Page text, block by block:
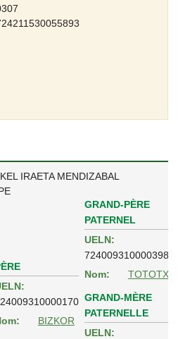
IRAETA MENDIZABAL
BIZKOR
GRAND-PÈRE
PATERNEL
UELN:
724009310000398
Nom:
TOTOTX
GRAND-MÈRE
PATERNELLE
UELN: